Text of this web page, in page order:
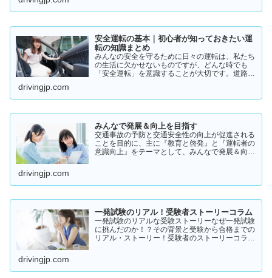
た。結論から言うと👇👉 …
安全運転の基本｜初心者が知っておきたい運
転の知識まとめ
みんなの安全を守るために日々の運転は、私たち
の生活に欠かせないものですが、どんな時でも
「安全運転」を意識することが大切です。道路状
過ぎや注意力の低下、小…
drivingjp.com
みんなで発展＆向上を目指す
交通事故の予防と交通安全性の向上が促進される
ことを目的に、主に『教育と啓発』と『運転者の
意識向上』をテーマとして、みんなで発展＆向上
drivingjp.com
一発試験のリアル！受験者ストーリーコラム
一発試験のリアルな受験ストーリーなぜ一発試験
に挑んだのか！？その背景と受験から合格までの
リアル・ストーリー！受験者のストーリーコラム
drivingjp.com